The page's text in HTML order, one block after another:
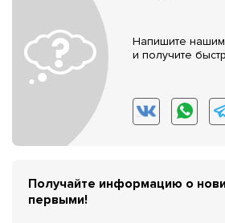
Напишите нашим
и получите
Получайте информацию о
первыми!